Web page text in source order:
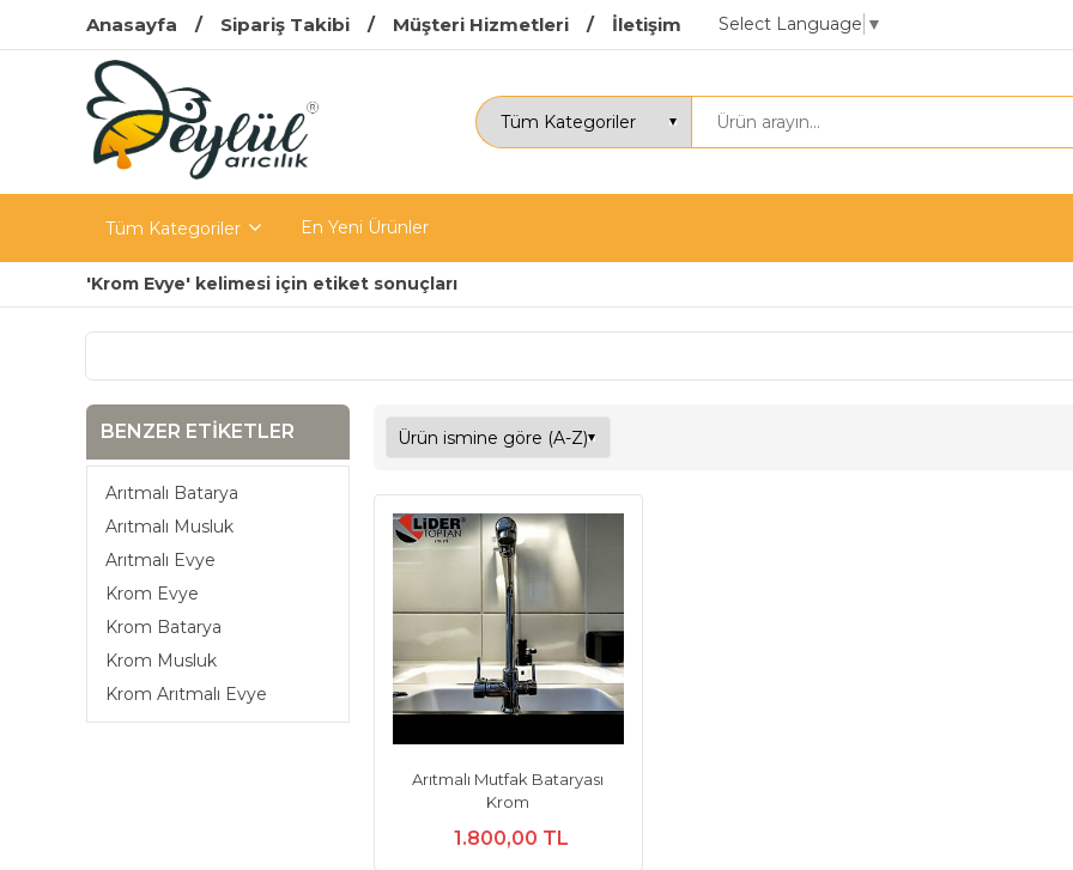
Anasayfa Sipariş Takibi Müşteri Hizmetleri İletişim Select Language ▼
Tüm Kategoriler En Yeni Ürünler
'Krom Evye' kelimesi için etiket sonuçları
BENZER ETIKETLER
Arıtmalı Batarya
Arıtmalı Musluk
Arıtmalı Evye
Krom Evye
Krom Batarya
Krom Musluk
Krom Arıtmalı Evye
Arıtmalı Mutfak Bataryası
Krom
1.800,00 TL